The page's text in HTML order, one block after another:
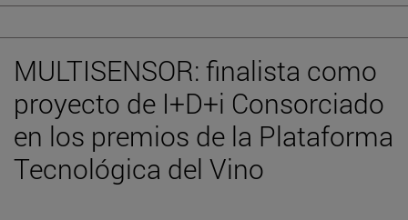
MULTISENSOR: finalista como
proyecto de I+D+i Consorciado
en los premios de la Plataforma
Tecnológica del Vino